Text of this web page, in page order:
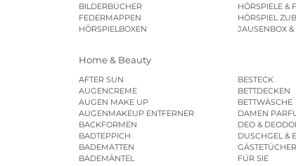
BILDERBÜCHER
FEDERMAPPEN
HÖRSPIELBOXEN
HÖRSPIELE &
HÖRSPIEL
JAUSENBOX
Home & Beauty
AFTER SUN
AUGENCREME
AUGEN MAKE UP
AUGENMAKEUP ENTFERNER
BACKFORMEN
BADTEPPICH
BADEMATTEN
BADEMÄNTEL
BESTECK
BETTDECKEN
BETTWÄSCHE
DAMEN
DEO &
DUSCHGEL &
GÄSTETÜCHER
FÜR SIE